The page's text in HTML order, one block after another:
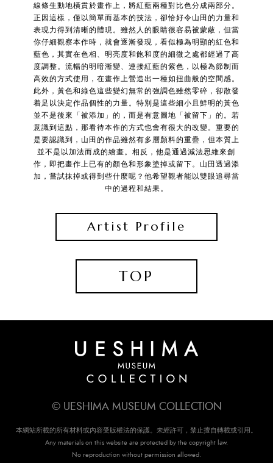
線條生動地橫貫於畫作上，將紅藍兩種對比色分成兩部分。
正因這樣，僅以簡單而基本的技法，卻恰好令山田的力量和
表現力得到清晰的體現。雖然人的眼睛很容易被蒙蔽，但當
你仔細觀察本作時，就會逐漸發現，看似極為明顯的紅色和
藍色，其實在色相、明亮度和飽和度的細微之處都經過了高
度調整。流暢的明暗漸變、連接紅藍的紫色，以極為節制而
高效的方式使用，在畫作上營造出一種如扭曲般的空間感。
此外，黃色和綠色這些變幻無常的強調色雖然零碎，卻散發
着足以決定作品個性的力量。特別是這些細小且鮮明的黃色
並不是後來「被添加」的，而是有意圖地「被留下」的。若
意識到這點，那看待本作的方式也會有很大的改變。重要的
是要認識到，山田的作品雖然有多層顏料的重疊，但本質上
並不是以加法而成的繪畫。相反，他是通過減法思維來創
作，即把畫作上已有的顏色和形象塗掉或留下。山田透過添
加，嘗試抹掉或得到些什麼呢？他希望觀者能以雙眼追尋當
中的過程和結果。
Artist Profile
TOP
© UESHIMA MUSEUM COLLECTION
本網站所載的所有材料或內容受版權法的保護。未經許可，禁止擅自轉載或引用。
Any materials on this website are protected by the copyright law.
No reproduction without permission allowed.